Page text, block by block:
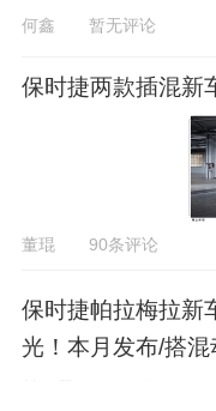
何鑫 暂无评论
保时捷两款插混新
董琨 90条评论
保时捷帕拉梅拉新
光！本月发布/搭混